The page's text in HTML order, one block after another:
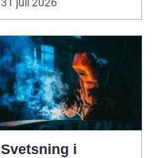
Svetsning i